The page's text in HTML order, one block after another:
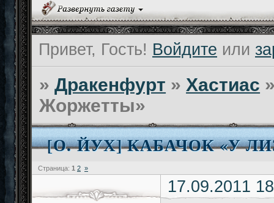
Привет, Гость! Войдите или
»Дракенфурт » Хастиас
Жоржетты»
[О. ЙУХ] КАБАЧОК «У
Страница: 1 2 »
17.09.2011